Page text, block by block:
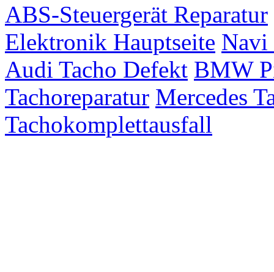
ABS-Steuergerät Reparatur
Elektronik Hauptseite Navi
Audi Tacho Defekt BMW
Tachoreparatur Mercedes
Tachokomplettausfall